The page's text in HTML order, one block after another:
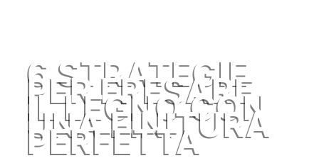
6 STRATEGIE
PER FRESARE
IL LEGNO CON
UNA FINITURA
PERFETTA